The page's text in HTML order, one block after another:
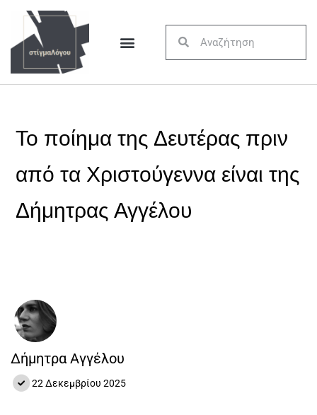
Το ποίημα της Δευτέρας πριν
από τα Χριστούγεννα είναι της
Δήμητρας Αγγέλου
Δήμητρα Αγγέλου
22 Δεκεμβρίου 2025